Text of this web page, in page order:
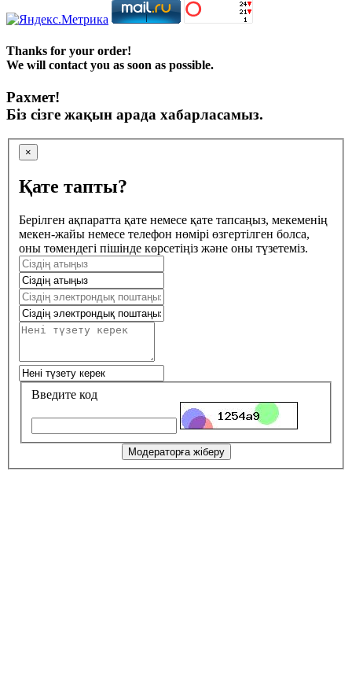
Thanks for your order!
We will contact you as soon as possible.
Рахмет!
Біз сізге жақын арада хабарласамыз.
×
Қате тапты?
Берілген ақпаратта қате немесе қате тапсаңыз, мекеменің
мекен-жайы немесе телефон нөмірі өзгертілген болса,
оны төмендегі пішінде көрсетіңіз және оны түзетеміз.
Введите код
Модераторға жіберу